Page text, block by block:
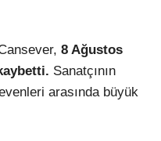
8 Ağustos
Sanatçının
arasında büyük